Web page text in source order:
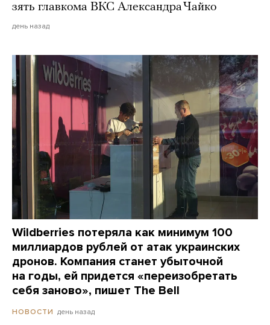
зять главкома ВКС Александра Чайко
день назад
Wildberries потеряла как минимум 100
миллиардов рублей от атак украинских
дронов. Компания станет убыточной
на годы, ей придется «переизобретать
себя заново», пишет The Bell
НОВОСТИ день назад